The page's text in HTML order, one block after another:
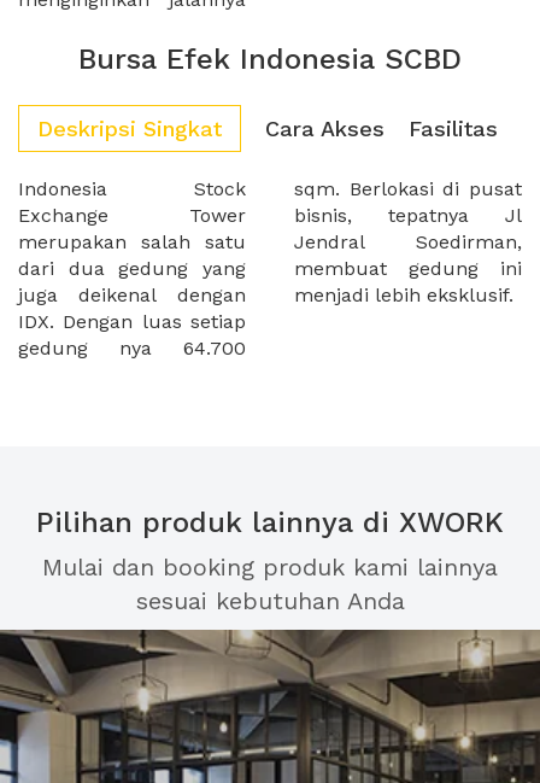
Bursa Efek Indonesia SCBD
Deskripsi Singkat Cara Akses Fasilitas
Indonesia Stock
Exchange Tower
merupakan salah satu
dari dua gedung yang
juga deikenal dengan
IDX. Dengan luas setiap
gedung nya 64.700
sqm. Berlokasi di pusat
bisnis, tepatnya Jl
Jendral Soedirman,
membuat gedung ini
menjadi lebih eksklusif.
Pilihan produk lainnya di XWORK
Mulai dan booking produk kami lainnya
sesuai kebutuhan Anda